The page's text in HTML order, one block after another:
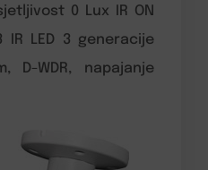
0 Lux IR ON
IR LED 3 generacije
D-WDR, napajanje